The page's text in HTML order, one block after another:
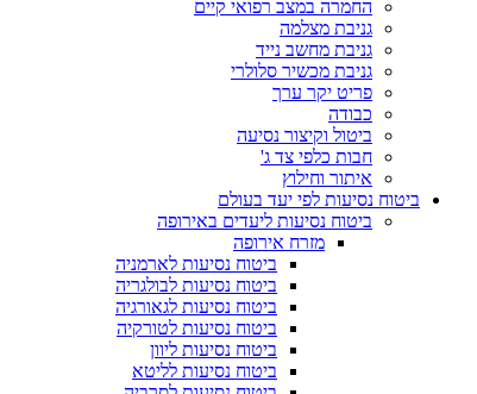
החמרה במצב רפואי קיים
גניבת מצלמה
גניבת מחשב נייד
גניבת מכשיר סלולרי
פריט יקר ערך
כבודה
ביטול וקיצור נסיעה
חבות כלפי צד ג'
איתור וחילוץ
ביטוח נסיעות לפי יעד בעולם
ביטוח נסיעות ליעדים באירופה
מזרח אירופה
ביטוח נסיעות לארמניה
ביטוח נסיעות לבולגריה
ביטוח נסיעות לגאורגיה
ביטוח נסיעות לטורקיה
ביטוח נסיעות ליוון
ביטוח נסיעות לליטא